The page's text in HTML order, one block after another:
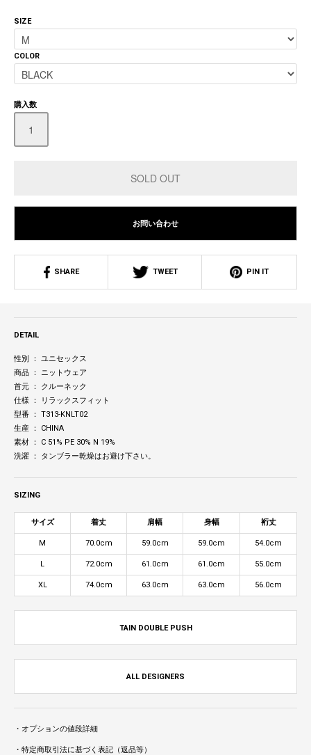
SIZE
COLOR
購入数
お問い合わせ
SHARE TWEET PIN IT
DETAIL
性別 ： ユニセックス
商品 ： ニットウェア
首元 ： クルーネック
仕様 ： リラックスフィット
型番 ： T313-KNLT02
生産 ： CHINA
素材 ： C 51% PE 30% N 19%
洗濯 ： タンブラー乾燥はお避け下さい。
SIZING
サイズ 着丈 肩幅 身幅 裄丈
M 70.0cm 59.0cm 59.0cm 54.0cm
L 72.0cm 61.0cm 61.0cm 55.0cm
XL 74.0cm 63.0cm 63.0cm 56.0cm
TAIN DOUBLE PUSH
ALL DESIGNERS
・オプションの値段詳細
・特定商取引法に基づく表記（返品等）